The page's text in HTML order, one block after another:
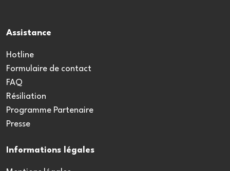
Assistance
Hotline
Formulaire de contact
FAQ
Résiliation
Programme Partenaire
Presse
Informations légales